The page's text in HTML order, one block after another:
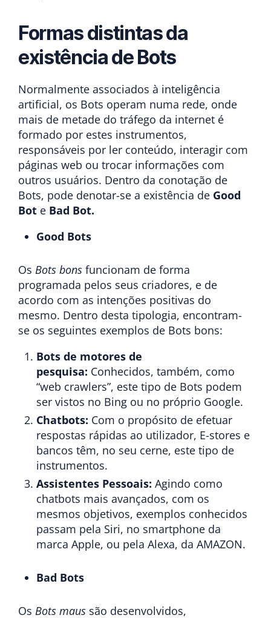
Formas distintas da
existência de Bots
Normalmente associados à inteligência
artificial, os Bots operam numa rede, onde
mais de metade do tráfego da internet é
formado por estes instrumentos,
responsáveis por ler conteúdo, interagir com
páginas web ou trocar informações com
outros usuários. Dentro da conotação de
Bots, pode denotar-se a existência de Good
Bot e Bad Bot.
Good Bots
Os Bots bons funcionam de forma
programada pelos seus criadores, e de
acordo com as intenções positivas do
mesmo. Dentro desta tipologia, encontram-
se os seguintes exemplos de Bots bons:
Bots de motores de
pesquisa: Conhecidos, também, como
“web crawlers”, este tipo de Bots podem
ser vistos no Bing ou no próprio Google.
Chatbots: Com o propósito de efetuar
respostas rápidas ao utilizador, E-stores e
bancos têm, no seu cerne, este tipo de
instrumentos.
Assistentes Pessoais: Agindo como
chatbots mais avançados, com os
mesmos objetivos, exemplos conhecidos
passam pela Siri, no smartphone da
marca Apple, ou pela Alexa, da AMAZON.
Bad Bots
Os Bots maus são desenvolvidos,